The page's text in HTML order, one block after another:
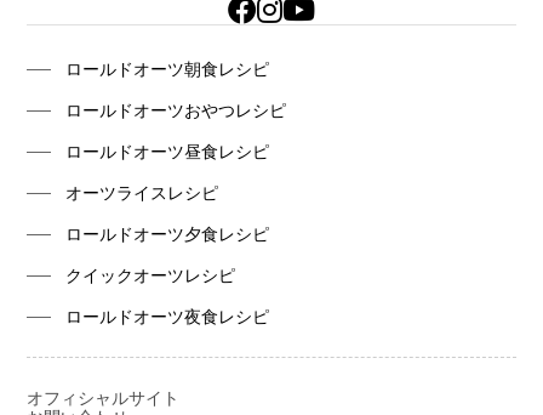
ロールドオーツ朝食レシピ
ロールドオーツおやつレシピ
ロールドオーツ昼食レシピ
オーツライスレシピ
ロールドオーツ夕食レシピ
クイックオーツレシピ
ロールドオーツ夜食レシピ
オフィシャルサイト